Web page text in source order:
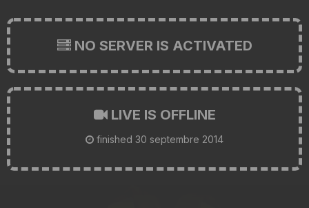
NO SERVER IS ACTIVATED
LIVE IS OFFLINE
finished 30 septembre 2014